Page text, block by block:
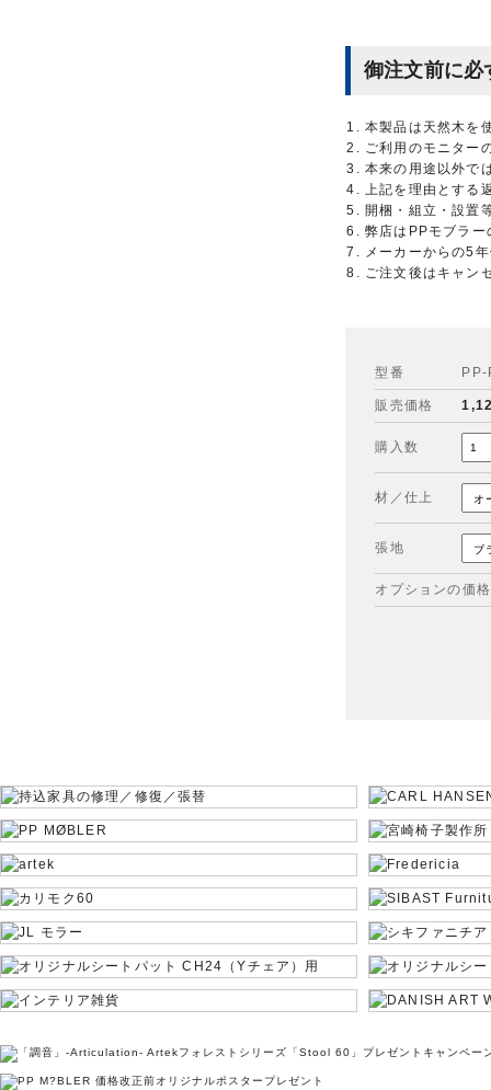
御注文前に必
本製品は天然木を
ご利用のモニター
本来の用途以外で
上記を理由とする
開梱・組立・設置
弊店はPPモブラー
メーカーからの5
ご注文後はキャン
型番 PP-
販売価格
購入数
材／仕上
張地
オプションの価